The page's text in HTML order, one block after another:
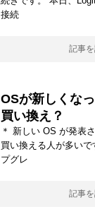
接続
記事
OSが新しくな
買い換え？
＊ 新しい OS が発表
買い換える人が多い
プグレ
記事